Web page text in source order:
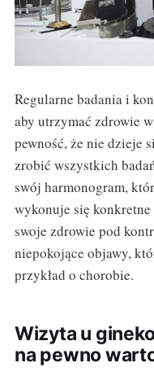
Regularne badania i
aby utrzymać zdrowie
pewność, że nie dzieje
zrobić wszystkich
swój harmonogram,
wykonuje się konkretne
swoje zdrowie pod
niepokojące objawy,
przykład o chorobie.
Wizyta u
na pewno